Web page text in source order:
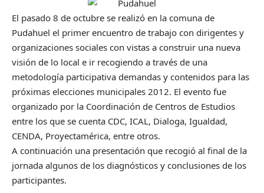
El pasado 8 de octubre se realizó en la comuna de
Pudahuel el primer encuentro de trabajo con dirigentes y
organizaciones sociales con vistas a construir una nueva
visión de lo local e ir recogiendo a través de una
metodología participativa demandas y contenidos para las
próximas elecciones municipales 2012. El evento fue
organizado por la Coordinación de Centros de Estudios
entre los que se cuenta CDC, ICAL, Dialoga, Igualdad,
CENDA, Proyectamérica, entre otros.
A continuación una presentación que recogió al final de la
jornada algunos de los diagnósticos y conclusiones de los
participantes.